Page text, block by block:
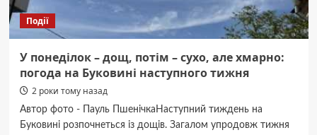
Події
У понеділок – дощ, потім – сухо, але хмарно:
погода на Буковині наступного тижня
2 роки тому назад
Автор фото - Пауль ПшенічкаНаступний тиждень на
Буковині розпочнеться із дощів. Загалом упродовж тижня